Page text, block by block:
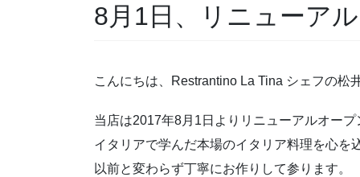
8月1日、リニューア
こんにちは、Restrantino La Tina シェフの松
当店は2017年8月1日よりリニューアルオープ
イタリアで学んだ本場のイタリア料理を心を
以前と変わらず丁寧にお作りして参ります。